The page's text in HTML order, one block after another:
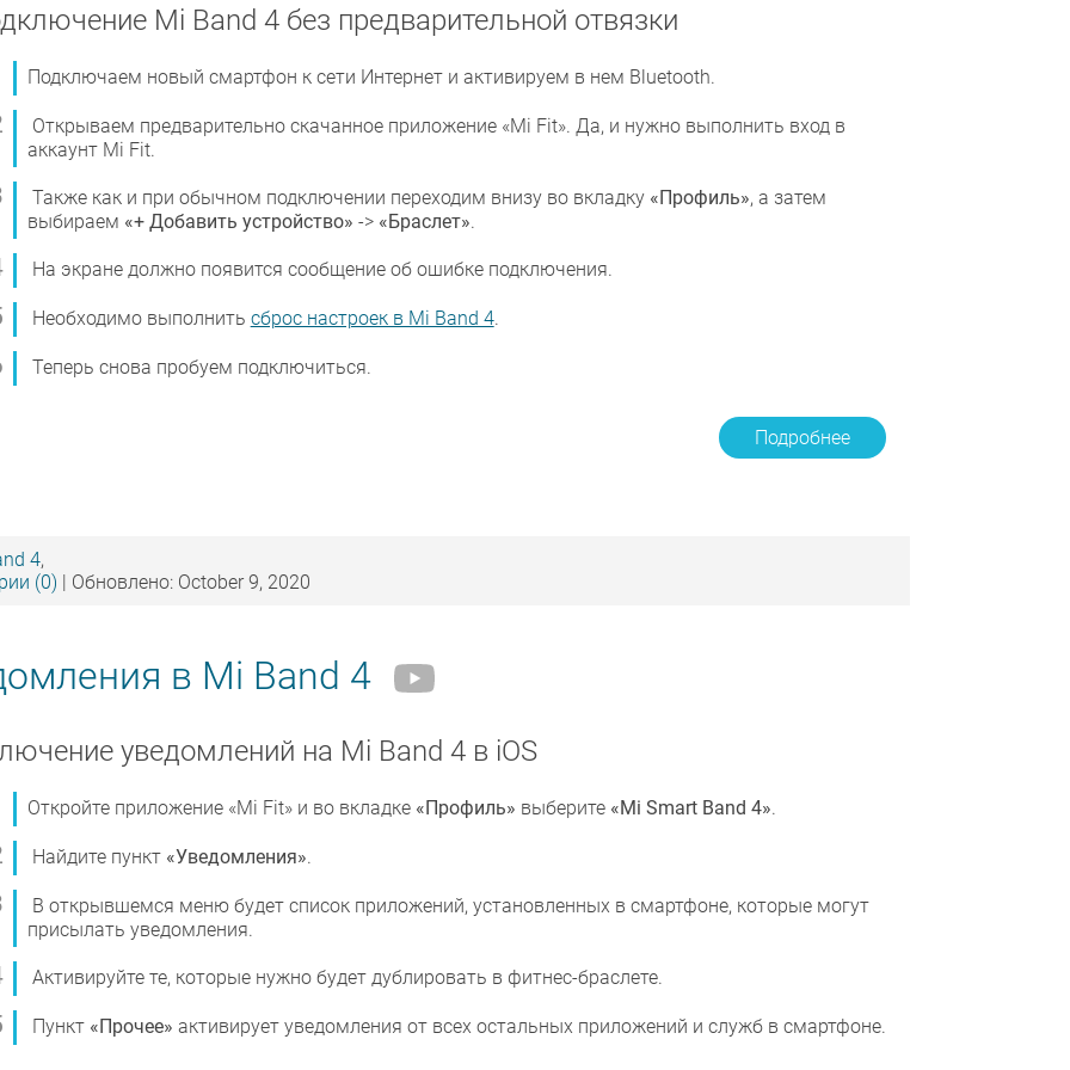
Mi Band 4 без предварительной отвязки
Подключаем новый смартфон к сети Интернет и активируем в нем Bluetooth.
Открываем предварительно скачанное приложение «Mi Fit». Да, и нужно выполнить вход в
аккаунт Mi Fit.
Также как и при обычном подключении переходим внизу во вкладку «Профиль», а затем
выбираем «+ Добавить устройство» -> «Браслет».
На экране должно появится сообщение об ошибке подключения.
Необходимо выполнить сброс настроек в Mi Band 4.
Теперь снова пробуем подключиться.
Подробнее
4,
(0) | Обновлено: October 9, 2020
в Mi Band 4
уведомлений на Mi Band 4 в iOS
Откройте приложение «Mi Fit» и во вкладке «Профиль» выберите «Mi Smart Band 4».
Найдите пункт «Уведомления».
В открывшемся меню будет список приложений, установленных в смартфоне, которые могут
присылать уведомления.
Активируйте те, которые нужно будет дублировать в фитнес-браслете.
Пункт «Прочее» активирует уведомления от всех остальных приложений и служб в смартфоне.